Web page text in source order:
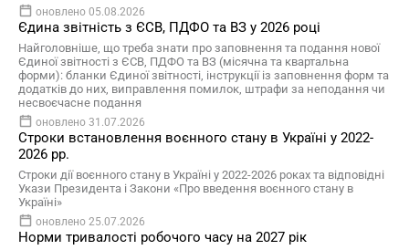
оновлено 05.08.2026
Єдина звітність з ЄСВ, ПДФО та ВЗ у 2026 році
Найголовніше, що треба знати про заповнення та подання нової
Єдиної звітності з ЄСВ, ПДФО та ВЗ (місячна та квартальна
форми): бланки Єдиної звітності, інструкції із заповнення форм та
додатків до них, виправлення помилок, штрафи за неподання чи
несвоєчасне подання
оновлено 31.07.2026
Строки встановлення воєнного стану в Україні у 2022-
2026 рр.
Строки дії воєнного стану в Україні у 2022-2026 роках та відповідні
Укази Президента і Закони «Про введення воєнного стану в
Україні»
оновлено 25.07.2026
Норми тривалості робочого часу на 2027 рік